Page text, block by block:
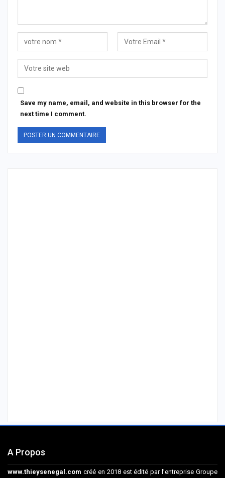
Save my name, email, and website in this browser for the
next time I comment.
A Propos
www.thieysenegal.com créé en 2018 est édité par l’entreprise Groupe